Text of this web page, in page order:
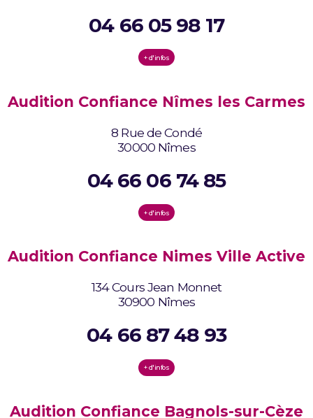
04 66 05 98 17
+ d'infos
Audition Confiance Nîmes les Carmes
8 Rue de Condé
30000 Nîmes
04 66 06 74 85
+ d'infos
Audition Confiance Nimes Ville Active
134 Cours Jean Monnet
30900 Nîmes
04 66 87 48 93
+ d'infos
Audition Confiance Bagnols-sur-Cèze